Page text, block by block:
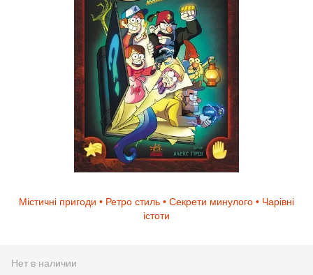
Містичні пригоди • Ретро стиль • Секрети минулого • Чарівні
істоти
Нет в наличии